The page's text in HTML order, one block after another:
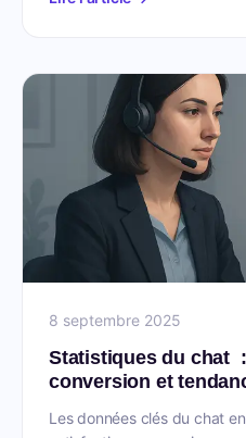
8 septembre 2025
Statistiques du chat
conversion et
Les données clés du chat